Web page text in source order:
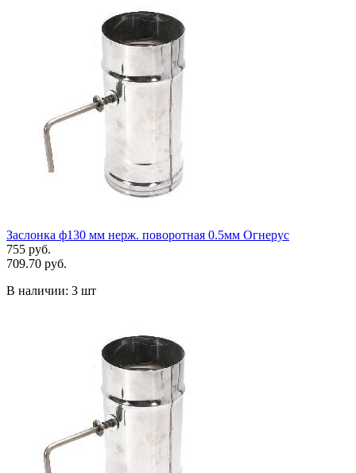
Заслонка ф130 мм нерж. поворотная 0.5мм Огнерус
755 руб.
709.70 руб.
В наличии: 3 шт